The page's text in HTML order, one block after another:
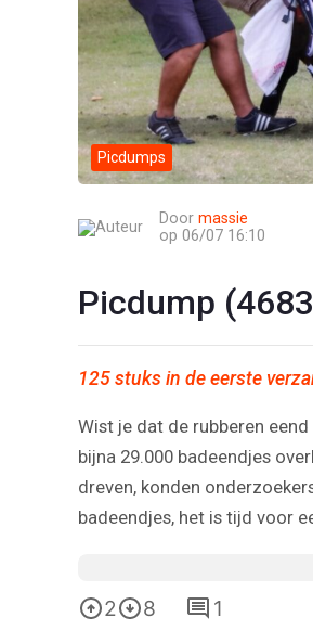
Picdumps
Door massie
op 06/07 16:10
Picdump
125 stuks in de eerste
Wist je dat de rubberen
bijna 29.000 badeendjes
dreven, konden
badeendjes, het is tijd voor
2 8 1